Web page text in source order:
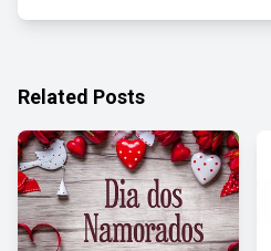
Related Posts